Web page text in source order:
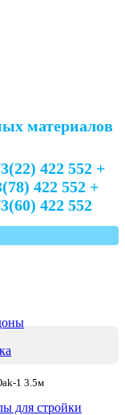
материалов
422 552 +
422 552 +
422 552
для стройки
1 3.5м